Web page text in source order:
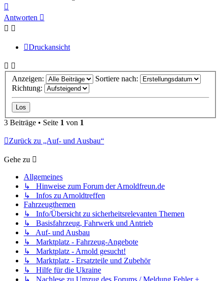
oben
Antworten
Druckansicht
Anzeigen:
Sortiere nach:
Richtung:
3 Beiträge • Seite 1 von 1
Zurück zu „Auf- und Ausbau“
Gehe zu
Allgemeines
↳ Hinweise zum Forum der Arnoldfreun.de
↳ Infos zu Arnoldtreffen
Fahrzeugthemen
↳ Info/Übersicht zu sicherheitsrelevanten Themen
↳ Basisfahrzeug, Fahrwerk und Antrieb
↳ Auf- und Ausbau
↳ Marktplatz - Fahrzeug-Angebote
↳ Marktplatz - Arnold gesucht!
↳ Marktplatz - Ersatzteile und Zubehör
↳ Hilfe für die Ukraine